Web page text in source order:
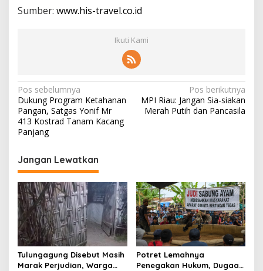
Sumber: www.his-travel.co.id
Ikuti Kami
N
a
v
i
g
a
s
i
p
o
s
Pos sebelumnya
Dukung Program Ketahanan
Pangan, Satgas Yonif Mr
413 Kostrad Tanam Kacang
Panjang
Pos berikutnya
MPI Riau: Jangan Sia-siakan
Merah Putih dan Pancasila
Jangan Lewatkan
Tulungagung Disebut Masih
Marak Perjudian, Warga
Potret Lemahnya
Penegakan Hukum, Dugaan